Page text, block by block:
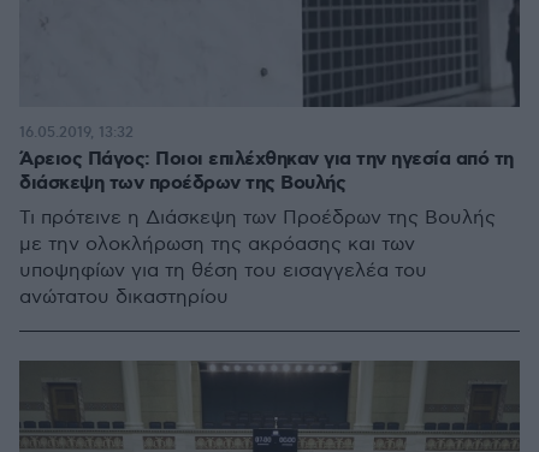
Άρειος Πάγος: Ποιοι επιλέχθηκαν για την ηγεσία από τη
διάσκεψη των προέδρων της Βουλής
Τι πρότεινε η Διάσκεψη των Προέδρων της Βουλής
με την ολοκλήρωση της ακρόασης και των
υποψηφίων για τη θέση του εισαγγελέα του
ανώτατου δικαστηρίου
16.05.2019, 13:32